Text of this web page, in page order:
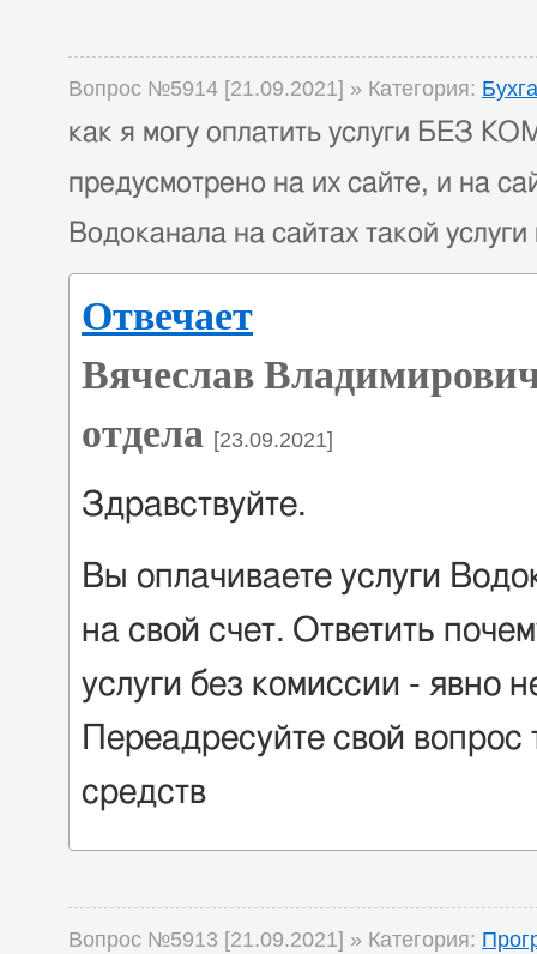
Вопрос №5914 [21.09.2021] » Категория:
как я могу оплатить услуги БЕЗ
предусмотрено на их сайте, и на
Водоканала на сайтах такой
Отвечает
Вячеслав
отдела [23.09.2021]
Здравствуйте.
Вы оплачиваете услуги
на свой счет. Ответить
услуги без комиссии - явно
Переадресуйте свой
средств
Вопрос №5913 [21.09.2021] » Категория: